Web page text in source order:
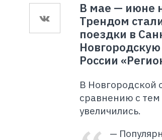
В мае — июне
Трендом
поездки в
России
В Новгородской
сравнению с
увеличились.
—